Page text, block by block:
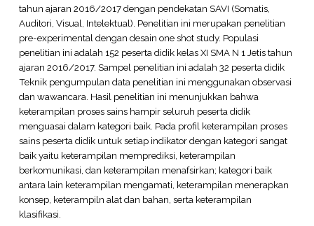
tahun ajaran 2016/2017 dengan pendekatan SAVI (Somatis,
Auditori, Visual, Intelektual). Penelitian ini merupakan penelitian
pre-experimental dengan desain one shot study. Populasi
penelitian ini adalah 152 peserta didik kelas XI SMA N 1 Jetis tahun
ajaran 2016/2017. Sampel penelitian ini adalah 32 peserta didik
Teknik pengumpulan data penelitian ini menggunakan observasi
dan wawancara. Hasil penelitian ini menunjukkan bahwa
keterampilan proses sains hampir seluruh peserta didik
menguasai dalam kategori baik. Pada profil keterampilan proses
sains peserta didik untuk setiap indikator dengan kategori sangat
baik yaitu keterampilan memprediksi, keterampilan
berkomunikasi, dan keterampilan menafsirkan; kategori baik
antara lain keterampilan mengamati, keterampilan menerapkan
konsep, keterampiln alat dan bahan, serta keterampilan
klasifikasi.